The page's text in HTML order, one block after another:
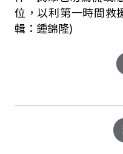
位，以利第一時間救
輯：鍾錦隆)